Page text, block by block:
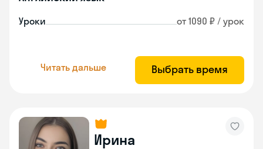
Уроки от 1090 ₽ / урок
Читать дальше Выбрать время
Ирина